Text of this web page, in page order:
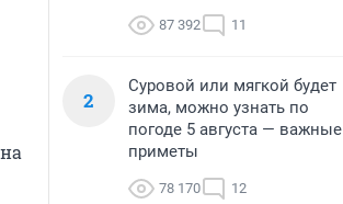
87 392 11
2
Суровой или мягкой будет
зима, можно узнать по
погоде 5 августа — важные
приметы
78 170 12